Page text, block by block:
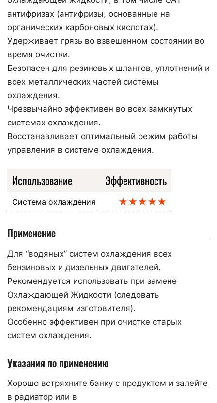
антифризах (антифризы, основанные на
органических карбоновых кислотах).
Удерживает грязь во взвешенном состоянии во
время очистки.
Безопасен для резиновых шлангов, уплотнений и
всех металлических частей системы
охлаждения.
Чрезвычайно эффективен во всех замкнутых
системах охлаждения.
Восстанавливает оптимальный режим работы
управления в системе охлаждения.
Использование Эффективность
Система охлаждения ★★★★★
Применение
Для “водяных” систем охлаждения всех
бензиновых и дизельных двигателей.
Рекомендуется использовать при замене
Охлаждающей Жидкости (следовать
рекомендациям изготовителя).
Особенно эффективен при очистке старых
систем охлаждения.
Указания по применению
Хорошо встряхните банку с продуктом и залейте
в радиатор или в